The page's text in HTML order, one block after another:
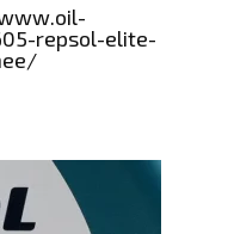
repsol-elite-